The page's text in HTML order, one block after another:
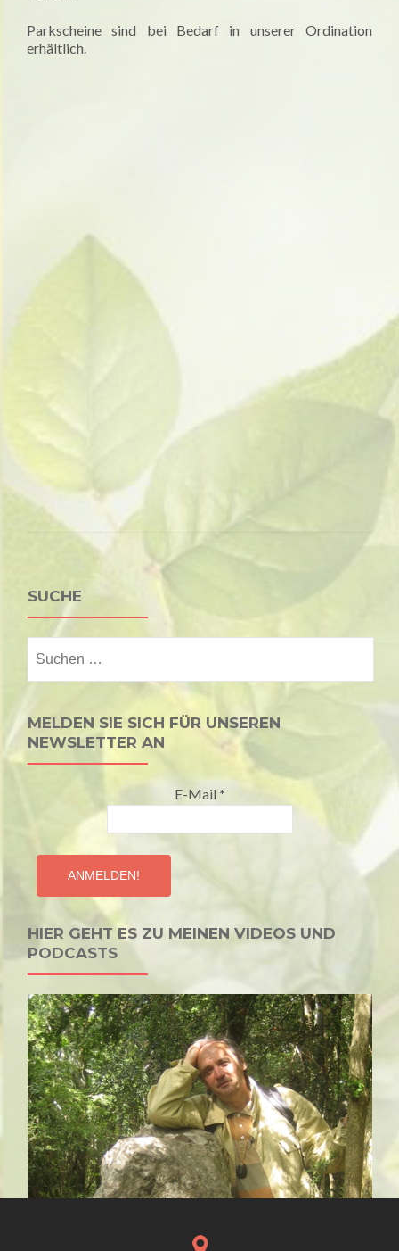
Parkscheine sind bei Bedarf in unserer Ordination
erhältlich.
SUCHE
nach:
MELDEN SIE SICH FÜR UNSEREN
NEWSLETTER AN
E-Mail *
HIER GEHT ES ZU MEINEN VIDEOS UND
PODCASTS